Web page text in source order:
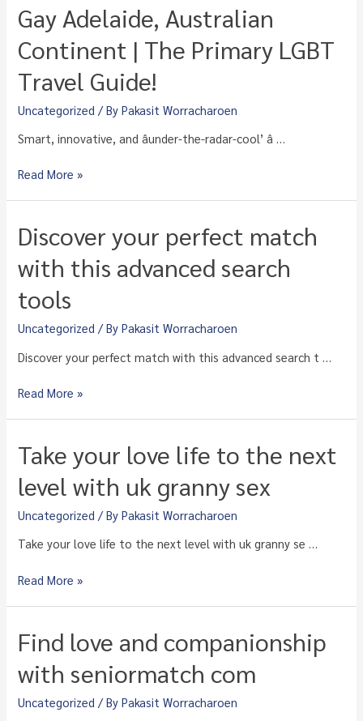
the
most
of
your
experience
when
hot
singles
Gay Adelaide, Australian
Continent | The Primary LGBT
Travel Guide!
Uncategorized / ByPakasit Worracharoen
Smart, innovative, and âunder-the-radar-cool’ â …
Gay
The
Primary
LGBT
Travel
Guide!
Read More »
Discover your perfect match
with this advanced search
tools
Uncategorized / ByPakasit Worracharoen
Discover your perfect match with this advanced search t …
Discover
match
with
this
advanced
search
Read More »
Take your love life to the next
level with uk granny sex
Uncategorized / ByPakasit Worracharoen
Take your love life to the next level with uk granny se …
Take
to
the
next
level
Read More »
Find love and companionship
with seniormatch com
Uncategorized / ByPakasit Worracharoen